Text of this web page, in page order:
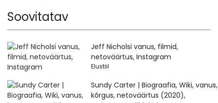
Soovitatav
Jeff Nicholsi vanus, filmid,
netoväärtus, Instagram
Elustiil
Sundy Carter | Biograafia, Wiki, vanus,
kõrgus, netoväärtus (2020),